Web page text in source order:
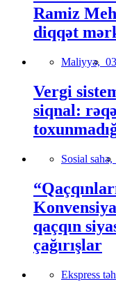
Ramiz
diqqət
Maliyyə,
Vergi
siqnal:
Sosial sahə,
qaçqın
çağırışlar
Ekspress